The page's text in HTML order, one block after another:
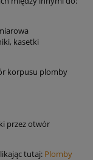
kasetki
korpusu plomby
przez otwór
tutaj: Plomby